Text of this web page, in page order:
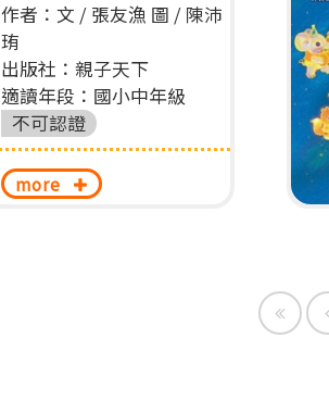
作者：文 / 張友漁 圖 / 陳沛
珛
出版社：親子天下
適讀年段：國小中年級
不可認證
more
First